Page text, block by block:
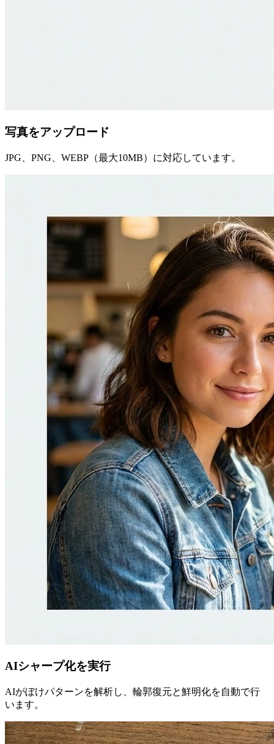
写真をアップロード
JPG、PNG、WEBP（最大10MB）に対応しています。
AIシャープ化を実行
AIがぼけパターンを解析し、輪郭復元と鮮明化を自動で行
います。